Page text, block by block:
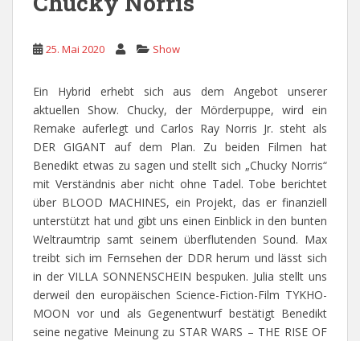
25. Mai 2020 Show
Ein Hybrid erhebt sich aus dem Angebot unserer
aktuellen Show. Chucky, der Mörderpuppe, wird ein
Remake auferlegt und Carlos Ray Norris Jr. steht als
DER GIGANT auf dem Plan. Zu beiden Filmen hat
Benedikt etwas zu sagen und stellt sich „Chucky Norris“
mit Verständnis aber nicht ohne Tadel. Tobe berichtet
über BLOOD MACHINES, ein Projekt, das er finanziell
unterstützt hat und gibt uns einen Einblick in den bunten
Weltraumtrip samt seinem überflutenden Sound. Max
treibt sich im Fernsehen der DDR herum und lässt sich
in der VILLA SONNENSCHEIN bespuken. Julia stellt uns
derweil den europäischen Science-Fiction-Film TYKHO-
MOON vor und als Gegenentwurf bestätigt Benedikt
seine negative Meinung zu STAR WARS – THE RISE OF